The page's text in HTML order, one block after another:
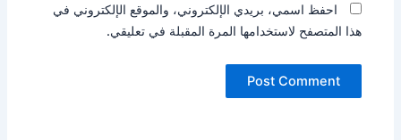
احفظ اسمي، بريدي الإلكتروني، والموقع الإلكتروني في
هذا المتصفح لاستخدامها المرة المقبلة في تعليقي.